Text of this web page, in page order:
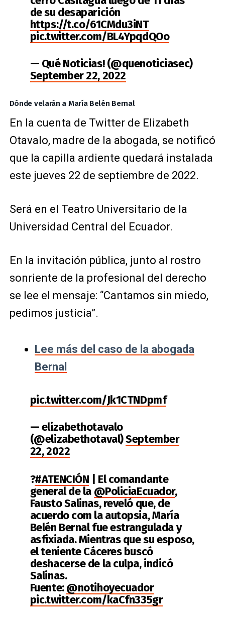
de su desaparición
https://t.co/61CMdu3iNT
pic.twitter.com/BL4YpqdQOo
— Qué Noticias! (@quenoticiasec)
September 22, 2022
Dónde velarán a María Belén Bernal
En la cuenta de Twitter de Elizabeth
Otavalo, madre de la abogada, se notificó
que la capilla ardiente quedará instalada
este jueves 22 de septiembre de 2022.
Será en el Teatro Universitario de la
Universidad Central del Ecuador.
En la invitación pública, junto al rostro
sonriente de la profesional del derecho
se lee el mensaje: “Cantamos sin miedo,
pedimos justicia”.
Lee más del caso de la abogada
Bernal
pic.twitter.com/Jk1CTNDpmf
— elizabethotavalo
(@elizabethotaval)September
22, 2022
?#ATENCIÓN | El comandante
general de la @PoliciaEcuador,
Fausto Salinas, reveló que, de
acuerdo com la autopsia, María
Belén Bernal fue estrangulada y
asfixiada. Mientras que su esposo,
el teniente Cáceres buscó
deshacerse de la culpa, indicó
Salinas.
Fuente:@notihoyecuador
pic.twitter.com/kaCfn335gr